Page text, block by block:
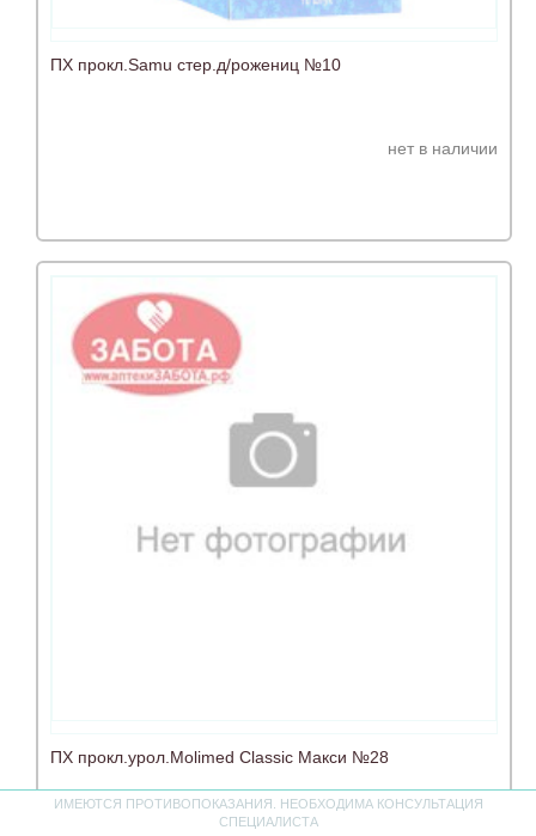
ПХ прокл.Samu стер.д/рожениц №10
нет в наличии
ПХ прокл.урол.Molimed Classic Макси №28
ИМЕЮТСЯ ПРОТИВОПОКАЗАНИЯ. НЕОБХОДИМА КОНСУЛЬТАЦИЯ
СПЕЦИАЛИСТА